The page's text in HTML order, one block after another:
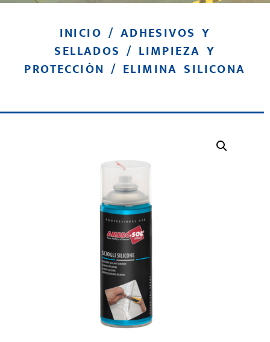
INICIO / ADHESIVOS Y
SELLADOS / LIMPIEZA Y
PROTECCIÓN / ELIMINA SILICONA